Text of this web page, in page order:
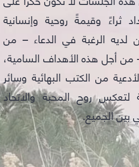
ثراءً وقيمةً روحية وإنسانية
الرغبة في الدعاء – من
من أجل هذه الأهداف السامية،
من الكتب البهائية وسائر
روح المحبة والاتحاد
بين الجميع.